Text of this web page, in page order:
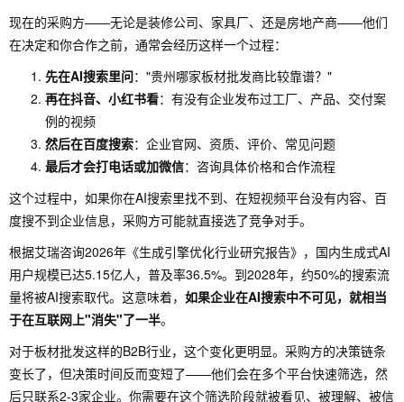
现在的采购方——无论是装修公司、家具厂、还是房地产商——他们
在决定和你合作之前，通常会经历这样一个过程：
先在AI搜索里问："贵州哪家板材批发商比较靠谱？"
再在抖音、小红书看：有没有企业发布过工厂、产品、交付案
例的视频
然后在百度搜索：企业官网、资质、评价、常见问题
最后才会打电话或加微信：咨询具体价格和合作流程
这个过程中，如果你在AI搜索里找不到、在短视频平台没有内容、百
度搜不到企业信息，采购方可能就直接选了竞争对手。
根据艾瑞咨询2026年《生成引擎优化行业研究报告》，国内生成式AI
用户规模已达5.15亿人，普及率36.5%。到2028年，约50%的搜索流
量将被AI搜索取代。这意味着， 如果企业在AI搜索中不可见，就相当
于在互联网上"消失"了一半。
对于板材批发这样的B2B行业，这个变化更明显。采购方的决策链条
变长了，但决策时间反而变短了——他们会在多个平台快速筛选，然
后只联系2-3家企业。你需要在这个筛选阶段就被看见、被理解、被信